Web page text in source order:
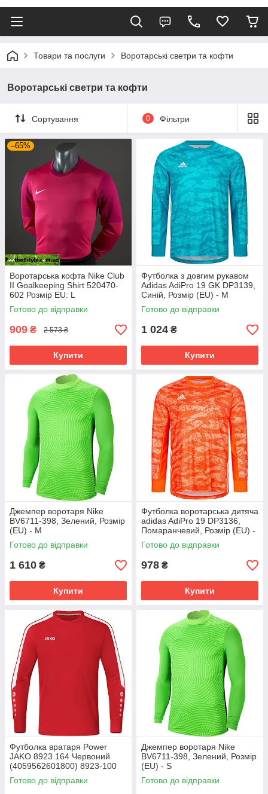
Товари та послуги Воротарські светри та кофти
Воротарські светри та кофти
Сортування 0 Фільтри
–65%
Воротарська кофта Nike Club
II Goalkeeping Shirt 520470-
602 Розмір EU: L
Готово до відправки
909 ₴ 2 573 ₴
Купити
Футболка з довгим рукавом
Adidas AdiPro 19 GK DP3139,
Синій, Розмір (EU) - M
Готово до відправки
1 024 ₴
Купити
Джемпер воротаря Nike
BV6711-398, Зелений, Розмір
(EU) - M
Готово до відправки
1 610 ₴
Купити
Футболка воротарська дитяча
adidas AdiPro 19 DP3136,
Помаранчевий, Розмір (EU) -
128cm
Готово до відправки
978 ₴
Купити
Футболка вратаря Power
JAKO 8923 164 Червоний
(4059562601800) 8923-100
Готово до відправки
Джемпер воротаря Nike
BV6711-398, Зелений, Розмір
(EU) - S
Готово до відправки